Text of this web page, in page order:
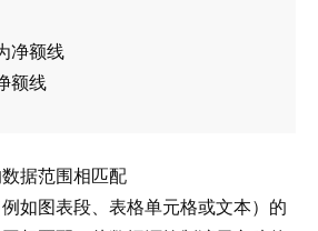
净额线
额线
据范围相匹配
如图表段、表格单元格或文本）的